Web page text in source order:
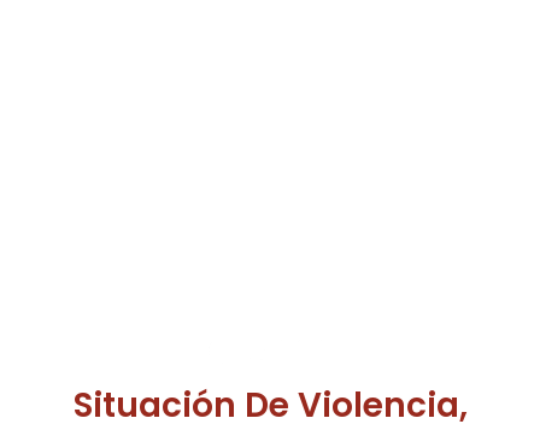
Situación De Violencia,